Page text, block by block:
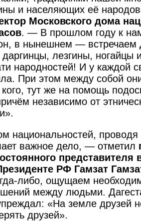
и населяющих её
Московского дома
. — В прошлом году к
в нынешнем — встречаем
лезгины, ногайцы
народностей! И у каждой
При этом между собой
тут же на помощь
независимо от
национальностей,
важное дело, — отметил
представителя
РФ Гамзат
либо, ощущаем
между людьми.
«На земле друзей
друзей».